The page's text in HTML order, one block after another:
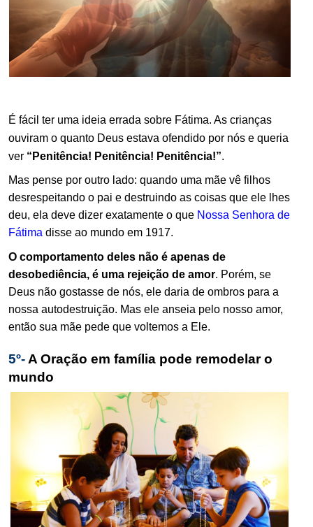
É fácil ter uma ideia errada sobre Fátima. As crianças
ouviram o quanto Deus estava ofendido por nós e queria
ver “Penitência! Penitência! Penitência!”.
Mas pense por outro lado: quando uma mãe vê filhos
desrespeitando o pai e destruindo as coisas que ele lhes
deu, ela deve dizer exatamente o que Nossa Senhora de
Fátima disse ao mundo em 1917.
O comportamento deles não é apenas de
desobediência, é uma rejeição de amor. Porém, se
Deus não gostasse de nós, ele daria de ombros para a
nossa autodestruição. Mas ele anseia pelo nosso amor,
então sua mãe pede que voltemos a Ele.
5º-A Oração em família pode remodelar o
mundo